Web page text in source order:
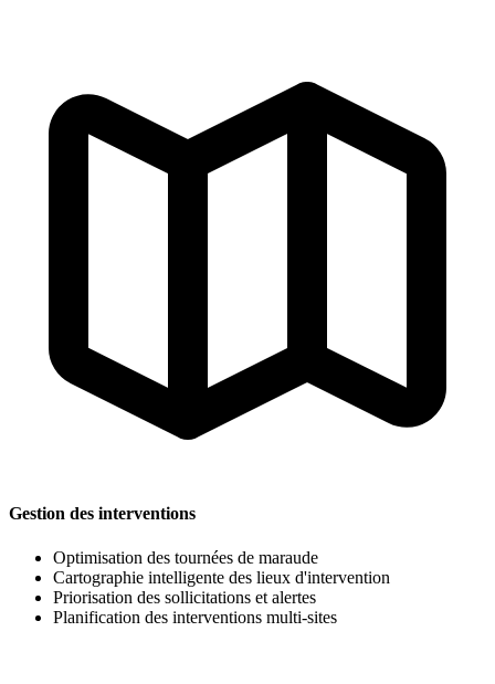
Gestion des interventions
Optimisation des tournées de maraude
Cartographie intelligente des lieux d'intervention
Priorisation des sollicitations et alertes
Planification des interventions multi-sites